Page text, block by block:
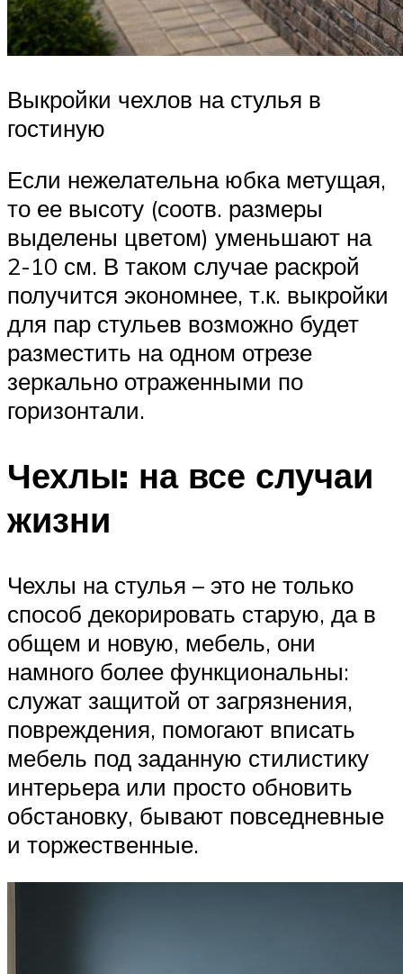
Выкройки чехлов на стулья в
гостиную
Если нежелательна юбка метущая,
то ее высоту (соотв. размеры
выделены цветом) уменьшают на
2-10 см. В таком случае раскрой
получится экономнее, т.к. выкройки
для пар стульев возможно будет
разместить на одном отрезе
зеркально отраженными по
горизонтали.
Чехлы: на все случаи
жизни
Чехлы на стулья – это не только
способ декорировать старую, да в
общем и новую, мебель, они
намного более функциональны:
служат защитой от загрязнения,
повреждения, помогают вписать
мебель под заданную стилистику
интерьера или просто обновить
обстановку, бывают повседневные
и торжественные.